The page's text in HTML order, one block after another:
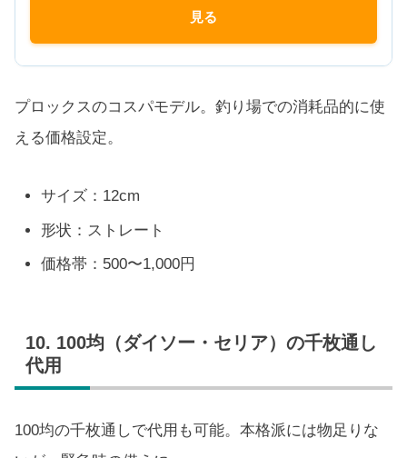
見る
プロックスのコスパモデル。釣り場での消耗品的に使
える価格設定。
サイズ：12cm
形状：ストレート
価格帯：500〜1,000円
10. 100均（ダイソー・セリア）の千枚通し
代用
100均の千枚通しで代用も可能。本格派には物足りな